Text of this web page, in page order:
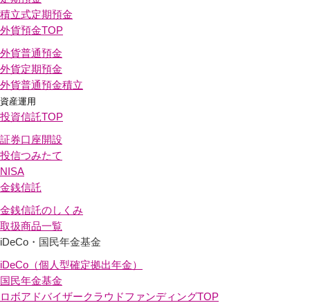
積立式定期預金
外貨預金TOP
外貨普通預金
外貨定期預金
外貨普通預金積立
資産運用
投資信託TOP
証券口座開設
投信つみたて
NISA
金銭信託
金銭信託のしくみ
取扱商品一覧
iDeCo・国民年金基金
iDeCo（個人型確定拠出年金）
国民年金基金
ロボアドバイザークラウドファンディングTOP